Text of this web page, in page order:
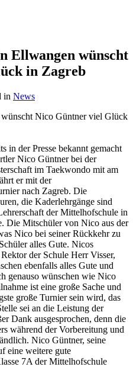
Ellwangen wünscht
in Zagreb
in News
Nico Güntner viel Glück
in der Presse bekannt gemacht
Nico Güntner bei der
im Taekwondo mit am
er mit der
nach Zagreb. Die
die Kaderlehrgänge sind
der Mittelhofschule in
Die Mitschüler von Nico aus der
Nico bei seiner Rückkehr zu
alles Gute. Nicos
der Schule Herr Visser,
ebenfalls alles Gute und
genauso wünschen wie Nico
ist eine große Sache und
große Turnier sein wird, das
sei an die Leistung der
Dank ausgesprochen, denn die
während der Vorbereitung und
Nico Güntner, seine
eine weitere gute
7A der Mittelhofschule